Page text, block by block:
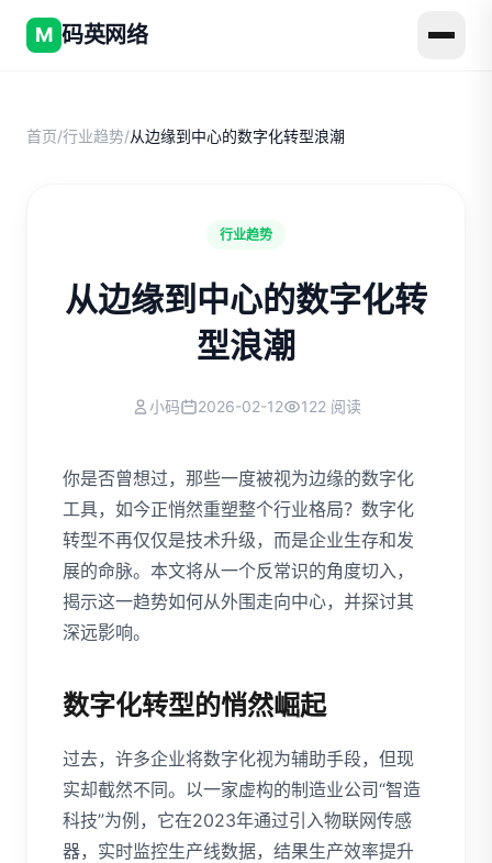
M 码英网络
首页/行业趋势/从边缘到中心的数字化转型浪潮
行业趋势
从边缘到中心的数字化转
型浪潮
小码 2026-02-12 122 阅读
你是否曾想过，那些一度被视为边缘的数字化
工具，如今正悄然重塑整个行业格局？数字化
转型不再仅仅是技术升级，而是企业生存和发
展的命脉。本文将从一个反常识的角度切入，
揭示这一趋势如何从外围走向中心，并探讨其
深远影响。
数字化转型的悄然崛起
过去，许多企业将数字化视为辅助手段，但现
实却截然不同。以一家虚构的制造业公司“智造
科技”为例，它在2023年通过引入物联网传感
器，实时监控生产线数据，结果生产效率提升